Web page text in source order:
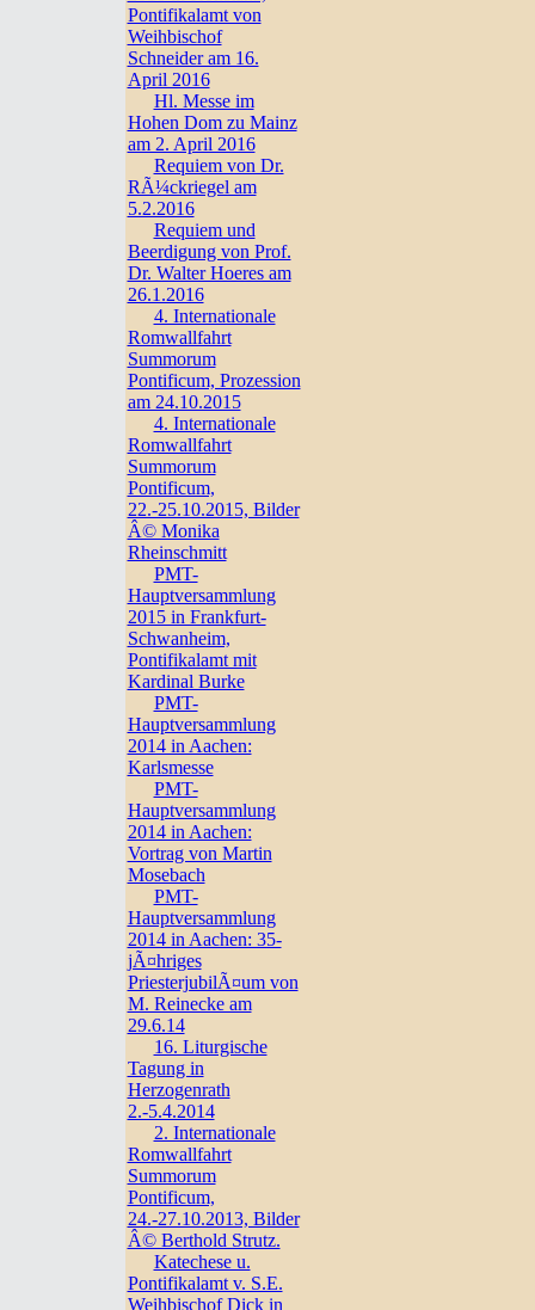
Pontifikalamt von
Weihbischof
Schneider am 16.
April 2016
Hl. Messe im
Hohen Dom zu Mainz
am 2. April 2016
Requiem von Dr.
RÃ¼ckriegel am
5.2.2016
Requiem und
Beerdigung von Prof.
Dr. Walter Hoeres am
26.1.2016
4. Internationale
Romwallfahrt
Summorum
Pontificum, Prozession
am 24.10.2015
4. Internationale
Romwallfahrt
Summorum
Pontificum,
22.-25.10.2015, Bilder
Â© Monika
Rheinschmitt
PMT-
Hauptversammlung
2015 in Frankfurt-
Schwanheim,
Pontifikalamt mit
Kardinal Burke
PMT-
Hauptversammlung
2014 in Aachen:
Karlsmesse
PMT-
Hauptversammlung
2014 in Aachen:
Vortrag von Martin
Mosebach
PMT-
Hauptversammlung
2014 in Aachen: 35-
jÃ¤hriges
PriesterjubilÃ¤um von
M. Reinecke am
29.6.14
16. Liturgische
Tagung in
Herzogenrath
2.-5.4.2014
2. Internationale
Romwallfahrt
Summorum
Pontificum,
24.-27.10.2013, Bilder
Â© Berthold Strutz.
Katechese u.
Pontifikalamt v. S.E.
Weihbischof Dick in